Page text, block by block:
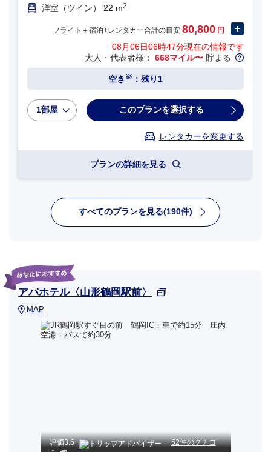
洋室（ツイン） 22 m2
フライト＋宿泊+レンタカー合計の目安 80,800 円
08月06日06時47分現在の情報です
大人・代表者様： 668マイル〜 貯まる
空き ※ ：残り1
1部屋 このプランを選択する
レンタカーを変更する
プランの詳細を見る
すべてのプランを見る(190件)
アパホテル〈山形鶴岡駅前〉
MAP
評価3.6
52件のクチコ